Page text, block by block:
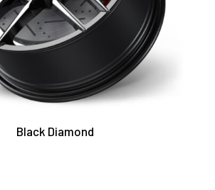
Black Diamond